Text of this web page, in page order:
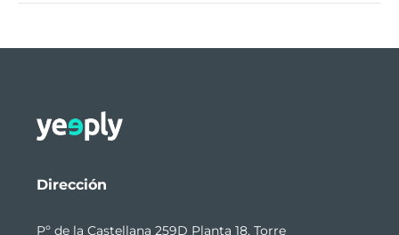
Dirección
Pº de la Castellana 259D Planta 18, Torre